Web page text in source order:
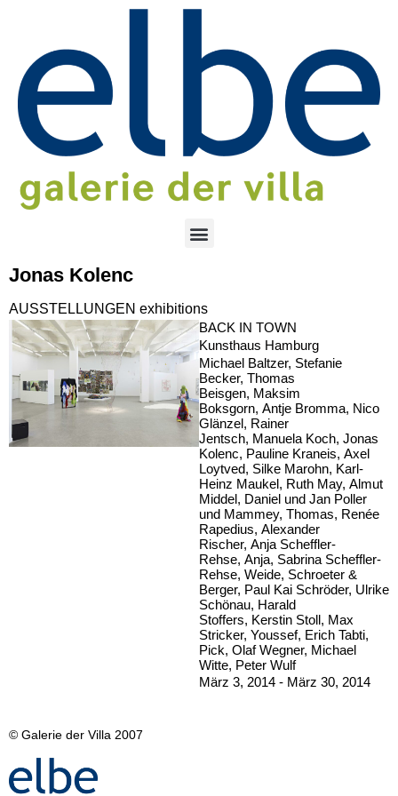
Jonas Kolenc
AUSSTELLUNGEN exhibitions
BACK IN TOWN
Kunsthaus Hamburg
Michael Baltzer, Stefanie
Becker, Thomas
Beisgen, Maksim
Boksgorn, Antje Bromma, Nico
Glänzel, Rainer
Jentsch, Manuela Koch, Jonas
Kolenc, Pauline Kraneis, Axel
Loytved, Silke Marohn, Karl-
Heinz Maukel, Ruth May, Almut
Middel, Daniel und Jan Poller
und Mammey, Thomas, Renée
Rapedius, Alexander
Rischer, Anja Scheffler-
Rehse, Anja, Sabrina Scheffler-
Rehse, Weide, Schroeter &
Berger, Paul Kai Schröder, Ulrike
Schönau, Harald
Stoffers, Kerstin Stoll, Max
Stricker, Youssef, Erich Tabti,
Pick, Olaf Wegner, Michael
Witte, Peter Wulf
März 3, 2014 - März 30, 2014
© Galerie der Villa 2007